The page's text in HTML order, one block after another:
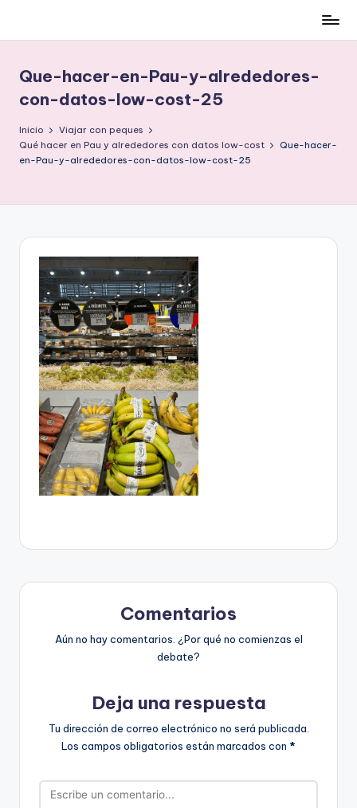
contenido
low-
cost
y
morir
en
Que-hacer-en-Pau-y-alrededores-
con-datos-low-cost-25
Inicio
Viajar con peques
Qué hacer en Pau y alrededores con datos low-cost
Que-hacer-
en-Pau-y-alrededores-con-datos-low-cost-25
Comentarios
Aún no hay comentarios. ¿Por qué no comienzas el
debate?
Deja una respuesta
Tu dirección de correo electrónico no será publicada.
Los campos obligatorios están marcados con *